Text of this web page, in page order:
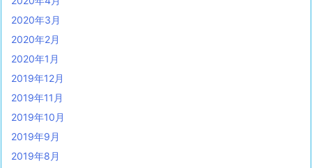
2020年3月
2020年2月
2020年1月
2019年12月
2019年11月
2019年10月
2019年9月
2019年8月